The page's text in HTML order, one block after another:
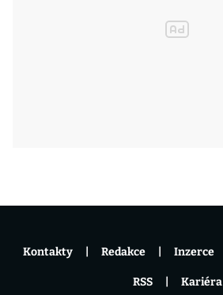
Kontakty Redakce Inzerce
RSS Kariéra